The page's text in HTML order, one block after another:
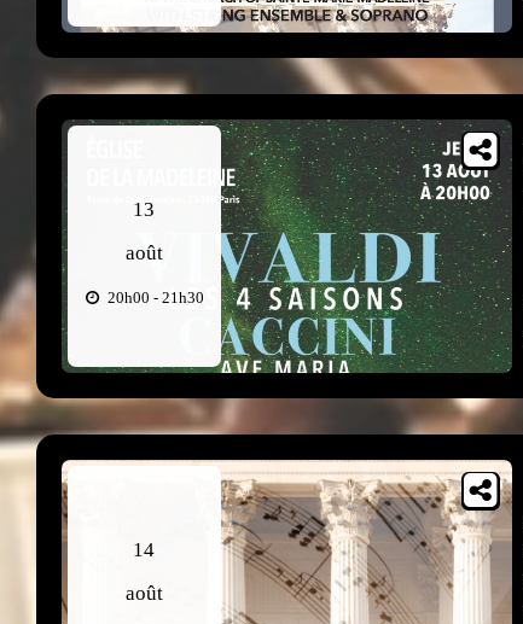
13
août
20h00 - 21h30
14
août